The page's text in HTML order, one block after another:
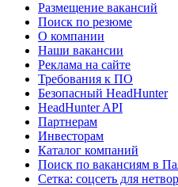
Размещение вакансий
Поиск по резюме
О компании
Наши вакансии
Реклама на сайте
Требования к ПО
Безопасный HeadHunter
HeadHunter API
Партнерам
Инвесторам
Каталог компаний
Поиск по вакансиям в
Сетка: соцсеть для